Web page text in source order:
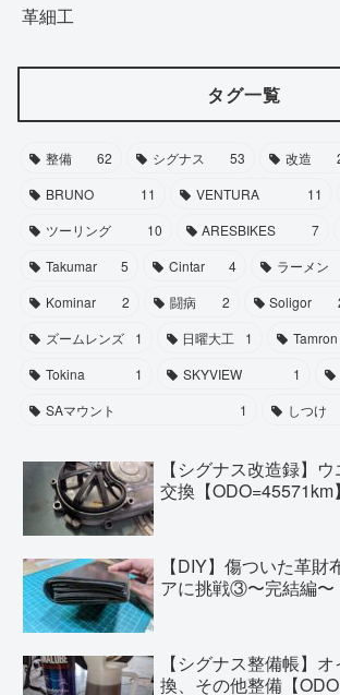
革細工
タグ一覧
整備 62 シグナス 53 改造
BRUNO
11 VENTURA 11
ツーリング
10 ARESBIKES 7
Takumar
5 Cintar 4 ラーメン
Kominar
2 闘病 2 Soligor
ズームレンズ
1 日曜大工 1 Tamron
Tokina
1 SKYVIEW 1
SAマウント
1 しつけ
【シグナス改造録】
交換【ODO=45571km】
【DIY】傷ついた革
アに挑戦③〜完結編〜
【シグナス整備帳】
換、その他整備【